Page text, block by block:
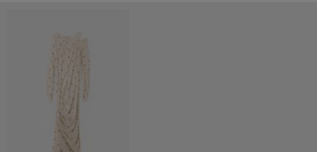
NEW Balance
ニューバランス